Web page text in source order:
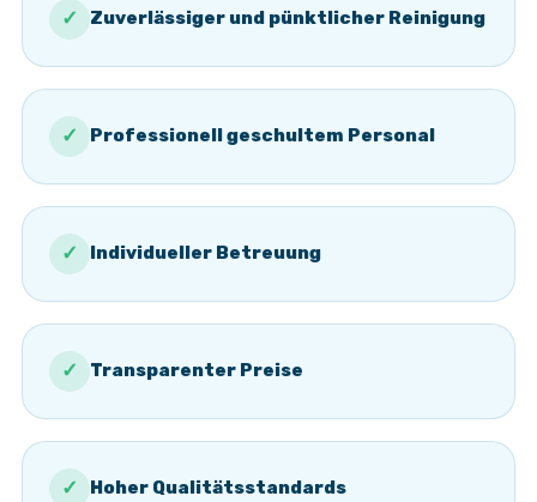
✓ Zuverlässiger und pünktlicher Reinigung
✓ Professionell geschultem Personal
✓ Individueller Betreuung
✓ Transparenter Preise
✓ Hoher Qualitätsstandards